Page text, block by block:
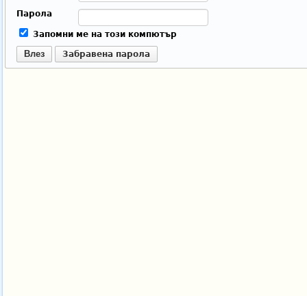
Парола
Запомни ме на този компютър
Влез Забравена парола